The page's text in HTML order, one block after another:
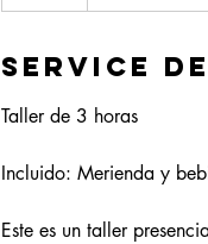
Service
Taller de 3 horas
Incluido: Merienda y
Este es un taller